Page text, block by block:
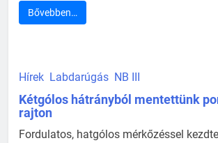
Bővebben…
Hírek Labdarúgás NB III
Kétgólos hátrányból mentettünk
rajton
Fordulatos, hatgólos mérkőzéssel